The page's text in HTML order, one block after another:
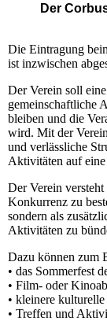
Der
Die Eintragung
ist inzwischen
Der Verein soll
gemeinschaftliche
bleiben und die
wird. Mit der
und verlässliche
Aktivitäten auf
Der Verein
Konkurrenz zu
sondern als
Aktivitäten zu
Dazu können zum
• das Sommerfest
• Film- oder
• kleinere
• Treffen und